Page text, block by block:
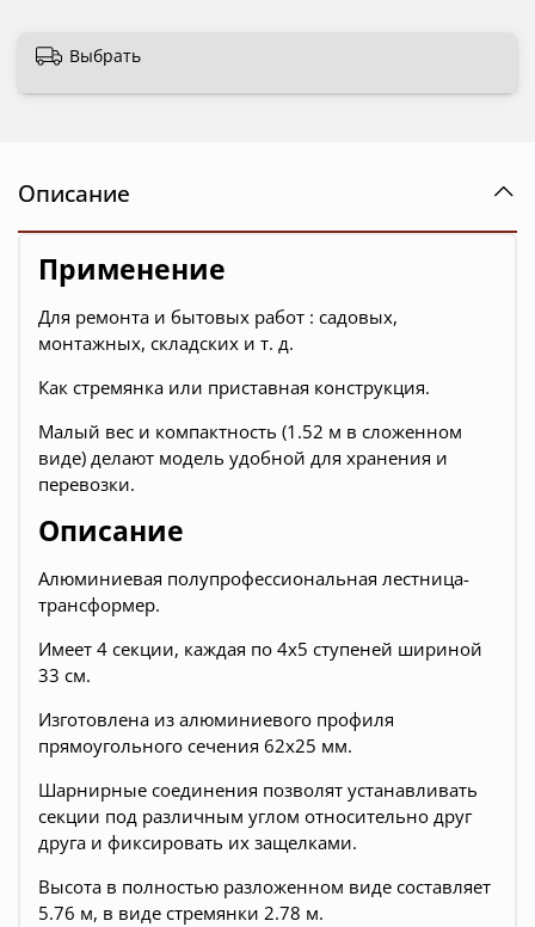
Выбрать
Описание
Применение
Для ремонта и бытовых работ : садовых,
монтажных, складских и т. д.
Как стремянка или приставная конструкция.
Малый вес и компактность (1.52 м в сложенном
виде) делают модель удобной для хранения и
перевозки.
Описание
Алюминиевая полупрофессиональная лестница-
трансформер.
Имеет 4 секции, каждая по 4х5 ступеней шириной
33 см.
Изготовлена из алюминиевого профиля
прямоугольного сечения 62х25 мм.
Шарнирные соединения позволят устанавливать
секции под различным углом относительно друг
друга и фиксировать их защелками.
Высота в полностью разложенном виде составляет
5.76 м, в виде стремянки 2.78 м.